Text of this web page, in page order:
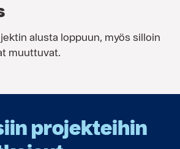
alusta loppuun, myös silloin
muuttuvat.
projekteihin